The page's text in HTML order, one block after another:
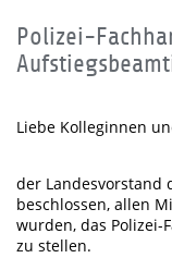
Polizei-
Liebe Kolleginnen
der Landesvorstand
beschlossen, allen
wurden, das Polizei-
zu stellen.